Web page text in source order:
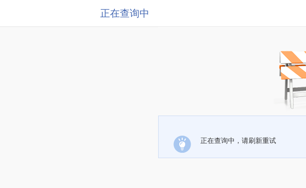
正在查询中
正在查询中，请刷新重试